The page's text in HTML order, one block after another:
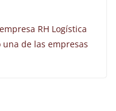
RH Logística
de las empresas